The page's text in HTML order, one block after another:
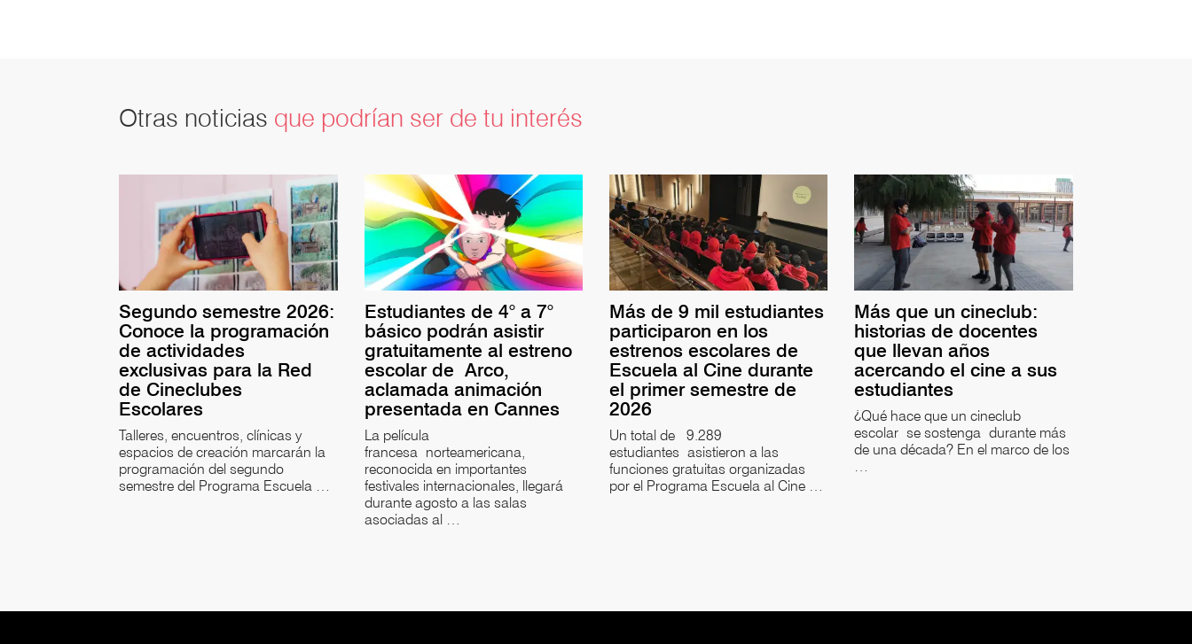
Otras noticias que podrían ser de tu interés
Segundo semestre 2026:
Conoce la programación
de actividades
exclusivas para la Red
de Cineclubes
Escolares
Talleres, encuentros, clínicas y
espacios de creación marcarán la
programación del segundo
semestre del Programa Escuela …
Estudiantes de 4° a 7°
básico podrán asistir
gratuitamente al estreno
escolar de Arco,
aclamada animación
presentada en Cannes
La película
francesa norteamericana,
reconocida en importantes
festivales internacionales, llegará
durante agosto a las salas
asociadas al …
Más de 9 mil estudiantes
participaron en los
estrenos escolares de
Escuela al Cine durante
el primer semestre de
2026
Un total de 9.289
estudiantes asistieron a las
funciones gratuitas organizadas
por el Programa Escuela al Cine …
Más que un cineclub:
historias de docentes
que llevan años
acercando el cine a sus
estudiantes
¿Qué hace que un cineclub
escolar se sostenga durante más
de una década? En el marco de los
…